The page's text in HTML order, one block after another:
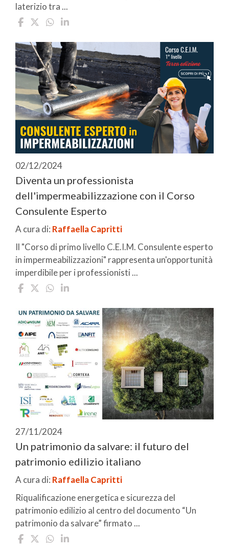
laterizio tra ...
02/12/2024
Diventa un professionista
dell'impermeabilizzazione con il Corso
Consulente Esperto
A cura di: Raffaella Capritti
Il "Corso di primo livello C.E.I.M. Consulente esperto
in impermeabilizzazioni" rappresenta un'opportunità
imperdibile per i professionisti ...
27/11/2024
Un patrimonio da salvare: il futuro del
patrimonio edilizio italiano
A cura di: Raffaella Capritti
Riqualificazione energetica e sicurezza del
patrimonio edilizio al centro del documento “Un
patrimonio da salvare” firmato ...